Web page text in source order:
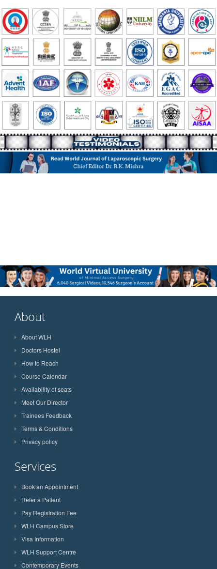
About
About WLH
Doctors Hostel
How to Reach
Course Calendar
Availability of seats
Meet Our Director
Trainees Feedback
Terms & Conditions
Privacy policy
Services
Book an Appointment
Refer a Patient
Pay Registration Fee
WLH Campus Store
Visa Information
WLH Support Centre
Contemporary Events